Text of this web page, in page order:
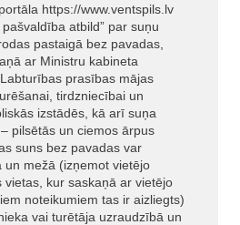
https://www.ventspils.lv
atbild” par suņu
pastaigā bez pavadas,
ar Ministru kabineta
prasības mājas
tirdzniecībai un
izstādēs, kā arī suņa
pilsētās un ciemos ārpus
suns bez pavadas var
un mežā (izņemot vietējo
vietas, kur saskaņā ar vietējo
noteikumiem tas ir aizliegts)
vai turētāja uzraudzībā un